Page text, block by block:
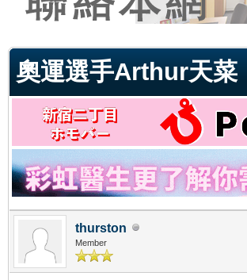
奧運選手Arthur天
thurston
Member